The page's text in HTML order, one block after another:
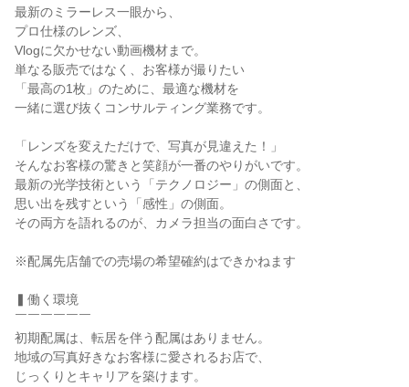
最新のミラーレス一眼から、
プロ仕様のレンズ、
Vlogに欠かせない動画機材まで。
単なる販売ではなく、お客様が撮りたい
「最高の1枚」のために、最適な機材を
一緒に選び抜くコンサルティング業務です。
「レンズを変えただけで、写真が見違えた！」
そんなお客様の驚きと笑顔が一番のやりがいです。
最新の光学技術という「テクノロジー」の側面と、
思い出を残すという「感性」の側面。
その両方を語れるのが、カメラ担当の面白さです。
※配属先店舗での売場の希望確約はできかねます
▍働く環境
￣￣￣￣￣￣
初期配属は、転居を伴う配属はありません。
地域の写真好きなお客様に愛されるお店で、
じっくりとキャリアを築けます。